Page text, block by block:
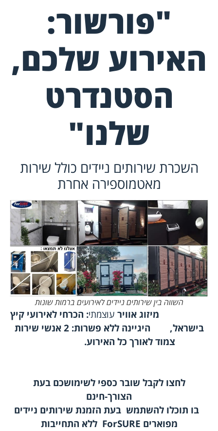
"פורשור:
האירוע שלכם,
הסטנדרט
שלנו"
השכרת שירותים ניידים כולל שירות
מאטמוספירה אחרת
השווה בין שירותים ניידים לאירועים ברמות שונות
מיזוג אוויר עוצמתי: הכרחי לאירועי קיץ
בישראל, היגיינה ללא פשרות: 2 אנשי שירות
צמוד לאורך כל האירוע.
לחצו לקבל שובר כספי לשימושכם בעת
הצורך-חינם
בו תוכלו להשתמש בעת הזמנת שירותים ניידים
מפוארים ForSURE ללא התחייבות